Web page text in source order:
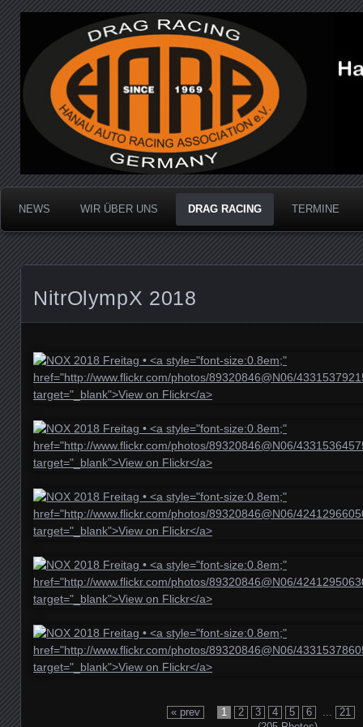
Hanau Auto Racing
Dragracing auf der 1/4 Meile
NEWS WIR ÜBER UNS DRAG RACING TERMINE
NitrOlympX 2018
« prev 1 2 3 4 5 6 ...
21